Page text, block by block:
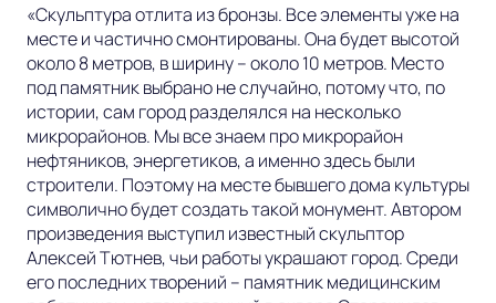
«Скульптура отлита из бронзы. Все элементы уже на
месте и частично смонтированы. Она будет высотой
около 8 метров, в ширину – около 10 метров. Место
под памятник выбрано не случайно, потому что, по
истории, сам город разделялся на несколько
микрорайонов. Мы все знаем про микрорайон
нефтяников, энергетиков, а именно здесь были
строители. Поэтому на месте бывшего дома культуры
символично будет создать такой монумент. Автором
произведения выступил известный скульптор
Алексей Тютнев, чьи работы украшают город. Среди
его последних творений – памятник медицинским